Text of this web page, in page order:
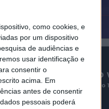
como cookies, e
por um dispositivo
de audiências e
usar identificação e
consentir o
acima. Em
antes de consentir
pessoais poderá